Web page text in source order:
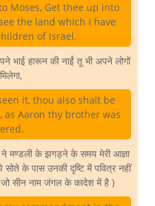
Moses, Get thee up into
the land which I have
of Israel.
हारून की नाईं तू भी अपने लोगों
it, thou also shalt be
Aaron thy brother was
ने मण्डली के झगड़ने के समय मेरी आज्ञा
के पास उनकी दृष्टि में पवित्र नहीं
जो सीन नाम जंगल के कादेश में है )